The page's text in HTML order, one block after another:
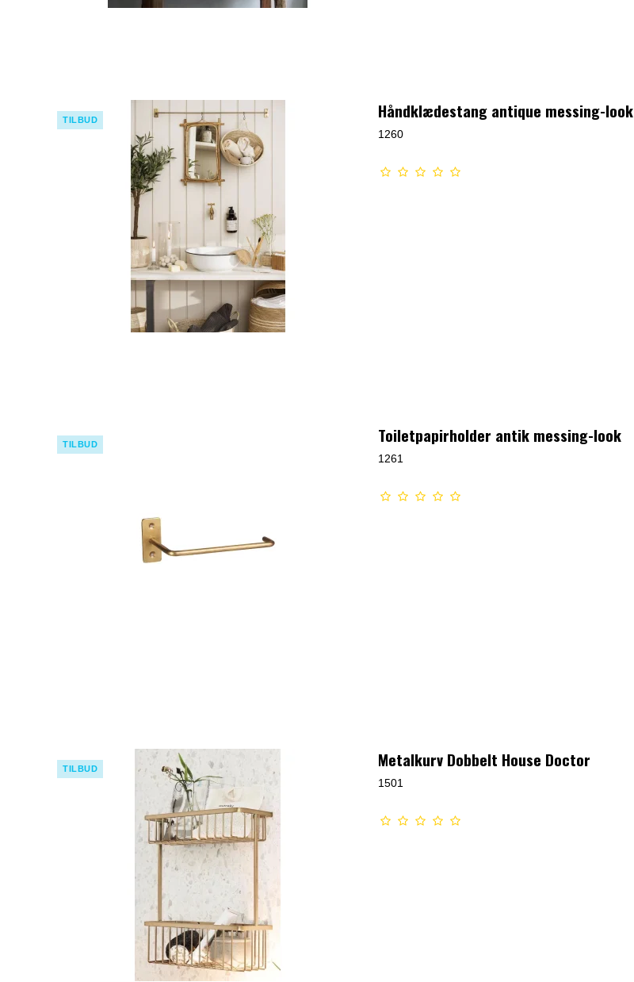
TILBUD Håndklædestang antique messing-look
1260
TILBUD Toiletpapirholder antik messing-look
1261
TILBUD Metalkurv Dobbelt House Doctor
1501